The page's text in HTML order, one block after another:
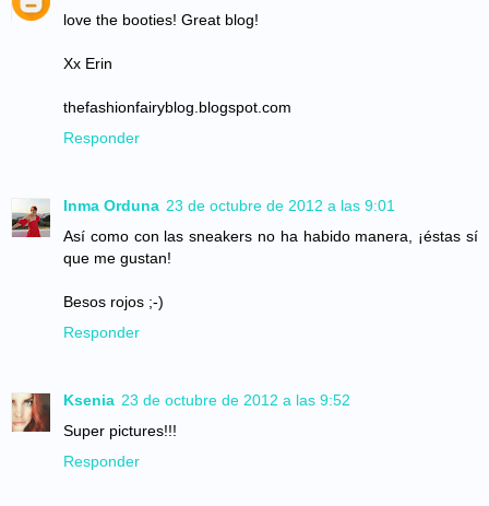
love the booties! Great blog!
Xx Erin
thefashionfairyblog.blogspot.com
Responder
Inma Orduna 23 de octubre de 2012 a las 9:01
Así como con las sneakers no ha habido manera, ¡éstas sí
que me gustan!
Besos rojos ;-)
Responder
Ksenia 23 de octubre de 2012 a las 9:52
Super pictures!!!
Responder